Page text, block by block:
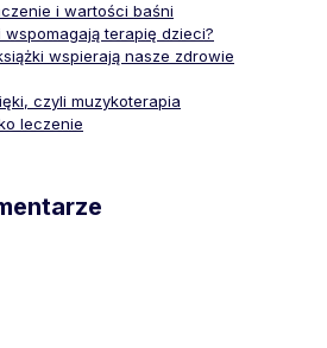
i wartości baśni
terapię dzieci?
wspierają nasze zdrowie
czyli muzykoterapia
leczenie